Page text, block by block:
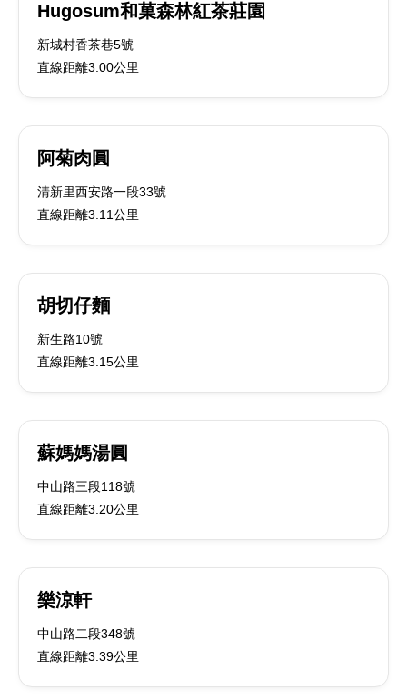
Hugosum和菓森林紅茶莊園
新城村香茶巷5號
直線距離3.00公里
阿菊肉圓
清新里西安路一段33號
直線距離3.11公里
胡切仔麵
新生路10號
直線距離3.15公里
蘇媽媽湯圓
中山路三段118號
直線距離3.20公里
樂涼軒
中山路二段348號
直線距離3.39公里